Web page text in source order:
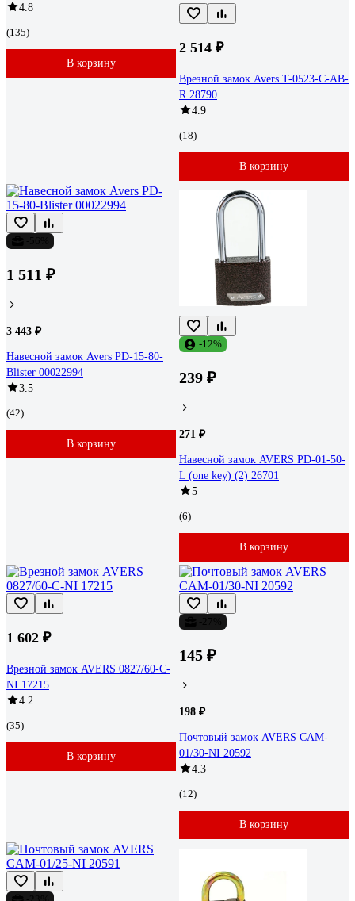
4.8
(135)
В корзину
2 514 ₽
Врезной замок Avers T-0523-C-AB-
R 28790
4.9
(18)
В корзину
1 511 ₽
3 443 ₽
Навесной замок Avers PD-15-80-
Blister 00022994
3.5
(42)
В корзину
-12%
239 ₽
271 ₽
Навесной замок AVERS PD-01-50-
L (one key) (2) 26701
5
(6)
В корзину
1 602 ₽
Врезной замок AVERS 0827/60-C-
NI 17215
4.2
(35)
В корзину
145 ₽
198 ₽
Почтовый замок AVERS CAM-
01/30-NI 20592
4.3
(12)
В корзину